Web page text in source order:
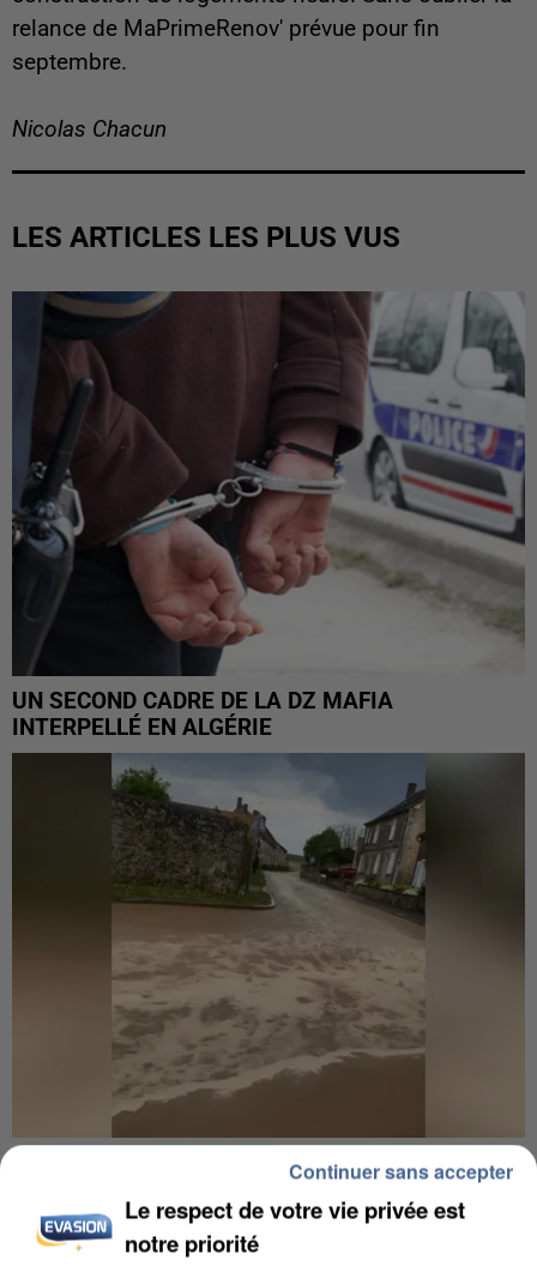
relance de MaPrimeRenov' prévue pour fin
septembre.
Nicolas Chacun
LES ARTICLES LES PLUS VUS
UN SECOND CADRE DE LA DZ MAFIA
INTERPELLÉ EN ALGÉRIE
UNE TOURISTE DE L’OISE EMPORTÉE PAR UNE
Le respect de votre vie privée est
notre priorité
Continuer sans accepter